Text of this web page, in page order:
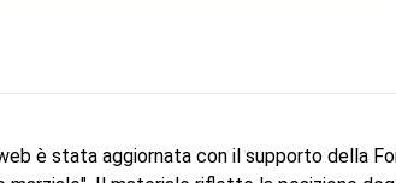
è stata aggiornata con il supporto della